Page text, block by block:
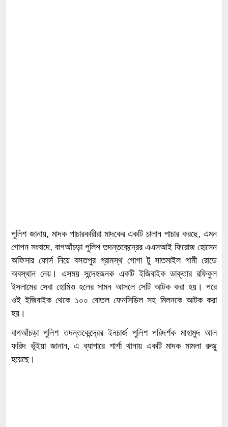
পুলিশ জানায়, মাদক পাচারকারীরা মাদকের একটি চালান পাচার করছে, এমন
গোপন সংবাদে, বাগআঁচড়া পুলিশ তদন্তকেন্দ্রের এএসআই ফিরোজ হোসেন
অফিসার ফোর্স নিয়ে বসতপুর গ্রামস্থ গোগা টু সাতমাইল গামী রোডে
অবস্থান নেয়। এসময় সন্দেহজনক একটি ইজিবাইক ডাক্তার রফিকুল
ইসলামের সেবা হোমিও হলের সামন আসলে সেটি আটক করা হয়। পরে
ওই ইজিবাইক থেকে ১০০ বোতল ফেনসিডিল সহ মিলনকে আটক করা
হয়।
বাগআঁচড়া পুলিশ তদন্তকেন্দ্রের ইনচার্জ পুলিশ পরিদর্শক মাহামুদ আল
ফরিদ ভূঁইয়া জানান, এ ব্যাপারে শার্শা থানায় একটি মাদক মামলা রুজু
হয়েছে।